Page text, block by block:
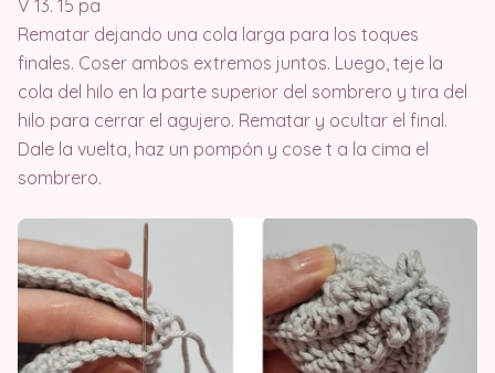
V 13. 15 pa
Rematar dejando una cola larga para los toques
finales. Coser ambos extremos juntos. Luego, teje la
cola del hilo en la parte superior del sombrero y tira del
hilo para cerrar el agujero. Rematar y ocultar el final.
Dale la vuelta, haz un pompón y cose t a la cima el
sombrero.